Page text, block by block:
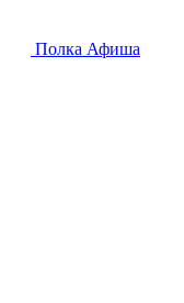
Полка Афиша